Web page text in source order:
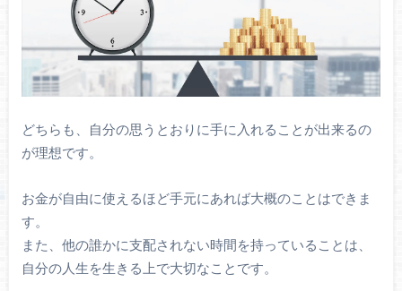
どちらも、自分の思うとおりに手に入れることが出来るの
が理想です。
お金が自由に使えるほど手元にあれば大概のことはできま
す。
また、他の誰かに支配されない時間を持っていることは、
自分の人生を生きる上で大切なことです。